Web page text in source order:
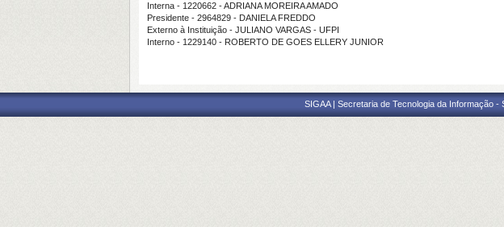
Interna - 1220662 - ADRIANA MOREIRA AMADO
Presidente - 2964829 - DANIELA FREDDO
Externo à Instituição - JULIANO VARGAS - UFPI
Interno - 1229140 - ROBERTO DE GOES ELLERY JUNIOR
SIGAA | Secretaria de Tecnologia da Informação